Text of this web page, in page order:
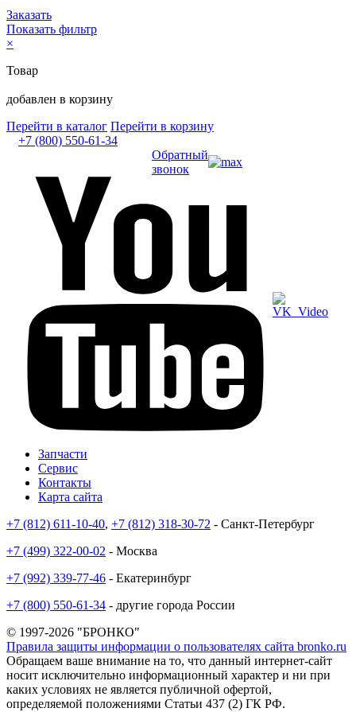
Заказать
Показать фильтр
×
Товар
добавлен в корзину
Перейти в каталог Перейти в корзину
+7 (800) 550-61-34
Обратный
звонок
Запчасти
Сервис
Контакты
Карта сайта
+7 (812) 611-10-40, +7 (812) 318-30-72 - Санкт-Петербург
+7 (499) 322-00-02 - Москва
+7 (992) 339-77-46 - Екатеринбург
+7 (800) 550-61-34 - другие города России
© 1997-2026 "БРОНКО"
Правила защиты информации о пользователях сайта bronko.ru
Обращаем ваше внимание на то, что данный интернет-сайт
носит исключительно информационный характер и ни при
каких условиях не является публичной офертой,
определяемой положениями Статьи 437 (2) ГК РФ.